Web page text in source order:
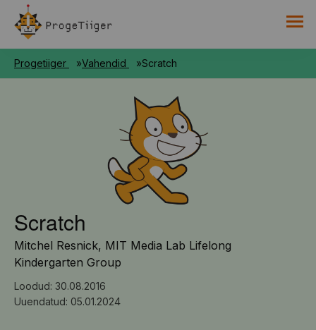
RAAMAT
Progetiiger Vahendid Scratch
Scratch
Mitchel Resnick, MIT Media Lab Lifelong
Kindergarten Group
Loodud: 30.08.2016
Uuendatud: 05.01.2024